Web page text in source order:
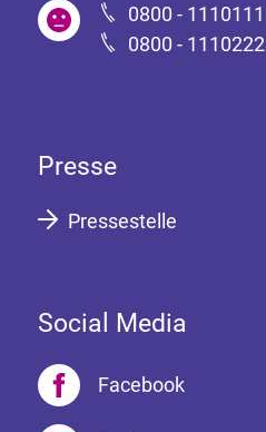
0800 - 1110111
0800 - 1110222
Presse
Pressestelle
Social Media
Facebook